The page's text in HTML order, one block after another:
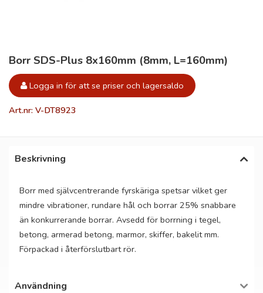
Borr SDS-Plus 8x160mm (8mm, L=160mm)
Logga in för att se priser och lagersaldo
Art.nr: V-DT8923
Beskrivning
Borr med självcentrerande fyrskäriga spetsar vilket ger
mindre vibrationer, rundare hål och borrar 25% snabbare
än konkurrerande borrar. Avsedd för borrning i tegel,
betong, armerad betong, marmor, skiffer, bakelit mm.
Förpackad i återförslutbart rör.
Användning